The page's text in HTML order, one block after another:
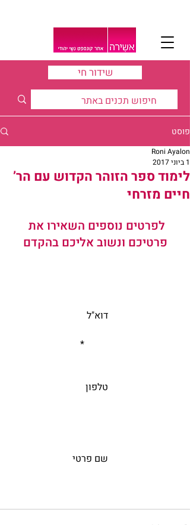
שידור חי
פוסט
לימוד ספר הזוהר הקדוש עם הר’
חיים מזרחי
Roni Ayalon
1 ביוני 2017
לפרטים נוספים השאירו את
פרטיכם ונשוב אליכם בהקדם